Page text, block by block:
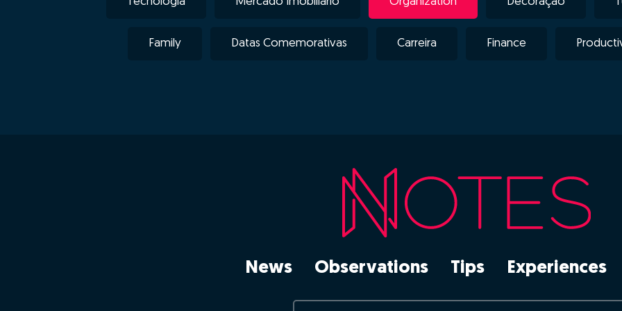
Family Datas Comemorativas Carreira Finance
News Observations Tips Experiences